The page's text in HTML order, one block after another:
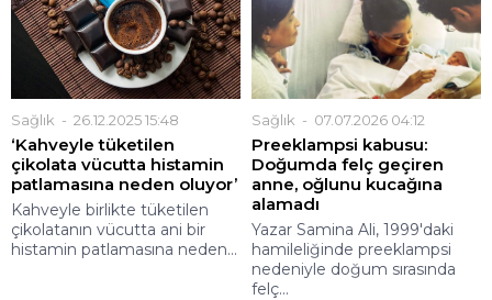
Sağlık 26.12.2025 15:48
‘Kahveyle tüketilen
çikolata vücutta histamin
patlamasına neden oluyor’
Kahveyle birlikte tüketilen
çikolatanın vücutta ani bir
histamin patlamasına neden...
Sağlık 07.07.2026 04:12
Preeklampsi kabusu:
Doğumda felç geçiren
anne, oğlunu kucağına
alamadı
Yazar Samina Ali, 1999'daki
hamileliğinde preeklampsi
nedeniyle doğum sırasında
felç...